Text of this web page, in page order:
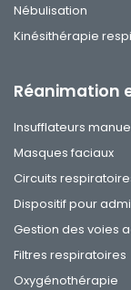
Nébulisation
Kinésithérapie
Réanimation
Insufflateurs
Masques faciaux
Circuits
Dispositif pour
Gestion des voies
Filtres respiratoires
Oxygénothérapie